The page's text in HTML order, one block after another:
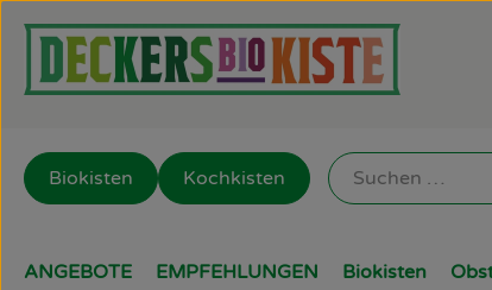
Biokisten Kochkisten
ANGEBOTE EMPFEHLUNGEN Biokisten